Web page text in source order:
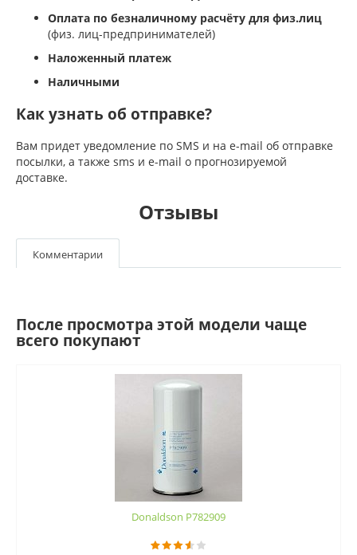
Оплата по безналичному расчёту для физ.лиц
(физ. лиц-предпринимателей)
Наложенный платеж
Наличными
Как узнать об отправке?
Вам придет уведомление по SMS и на e-mail об отправке
посылки, а также sms и e-mail о прогнозируемой
доставке.
Отзывы
Комментарии
После просмотра этой модели чаще
всего покупают
Donaldson P782909